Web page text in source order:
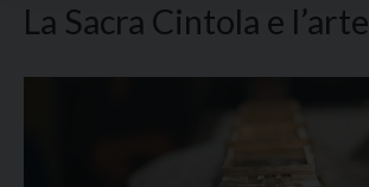
La Sacra Cintola e l’arte